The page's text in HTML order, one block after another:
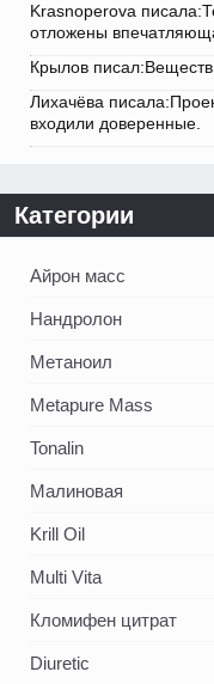
Krasnoperova
отложены
Крылов
Лихачёва
входили доверенные.
Категории
Айрон масс
Нандролон
Метаноил
Metapure Mass
Tonalin
Малиновая
Krill Oil
Multi Vita
Кломифен цитрат
Diuretic